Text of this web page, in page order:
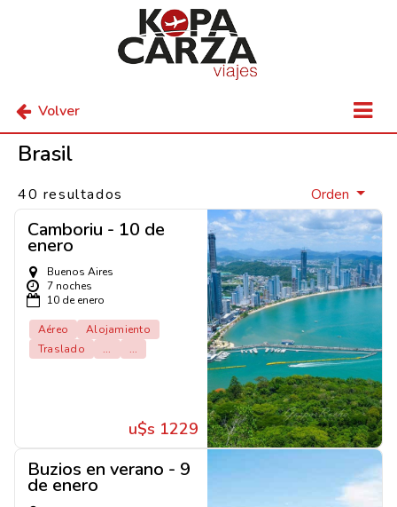
Volver
Brasil
40 resultados Orden
Camboriu - 10 de
enero
Buenos Aires
7 noches
10 de enero
Aéreo
Alojamiento
Traslado
... ...
u$s 1229
Buzios en verano - 9
de enero